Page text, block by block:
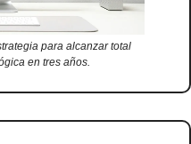
para alcanzar total
en tres años.